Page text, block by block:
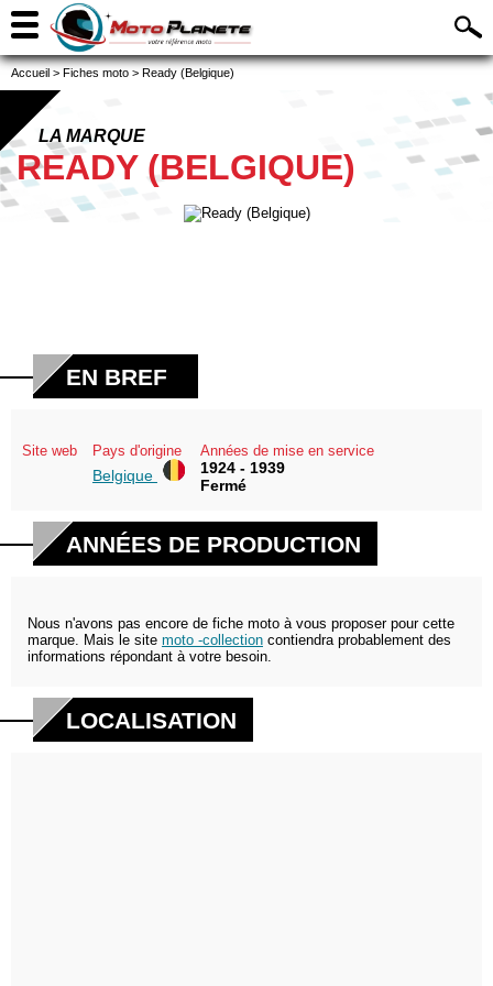
Accueil > Fiches moto > Ready (Belgique)
LA MARQUE
READY (BELGIQUE)
EN BREF
Site web Pays d'origine
Belgique
Années de mise en service
1924 - 1939
Fermé
ANNÉES DE PRODUCTION
Nous n'avons pas encore de fiche moto à vous proposer pour cette
marque. Mais le site moto -collection contiendra probablement des
informations répondant à votre besoin.
LOCALISATION